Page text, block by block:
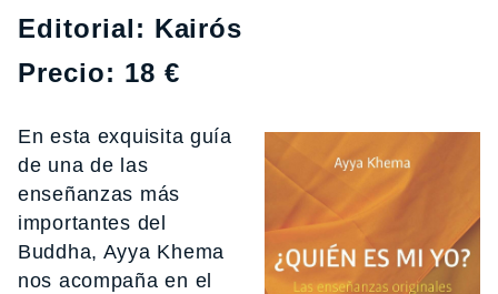
Editorial: Kairós
Precio: 18 €
En esta exquisita guía
de una de las
enseñanzas más
importantes del
Buddha, Ayya Khema
nos acompaña en el